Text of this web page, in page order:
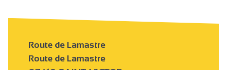
Route de Lamastre
Route de Lamastre